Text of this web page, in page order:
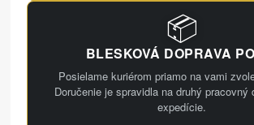
📦
BLESKOVÁ DOPRAVA
Posielame kuriérom priamo na vami
Doručenie je spravidla na druhý pracovný
expedície.